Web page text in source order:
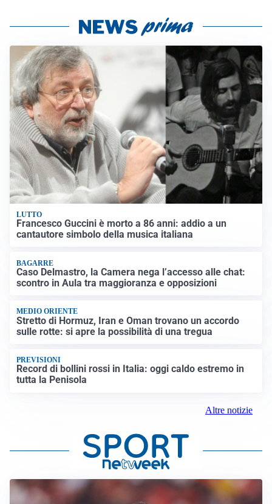
LUTTO
Francesco Guccini è morto a 86 anni: addio a un
cantautore simbolo della musica italiana
BAGARRE
Caso Delmastro, la Camera nega l’accesso alle chat:
scontro in Aula tra maggioranza e opposizioni
MEDIO ORIENTE
Stretto di Hormuz, Iran e Oman trovano un accordo
sulle rotte: si apre la possibilità di una tregua
PREVISIONI
Record di bollini rossi in Italia: oggi caldo estremo in
tutta la Penisola
Altre notizie